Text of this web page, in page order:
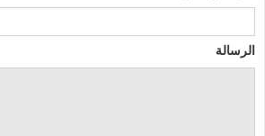
الرسالة